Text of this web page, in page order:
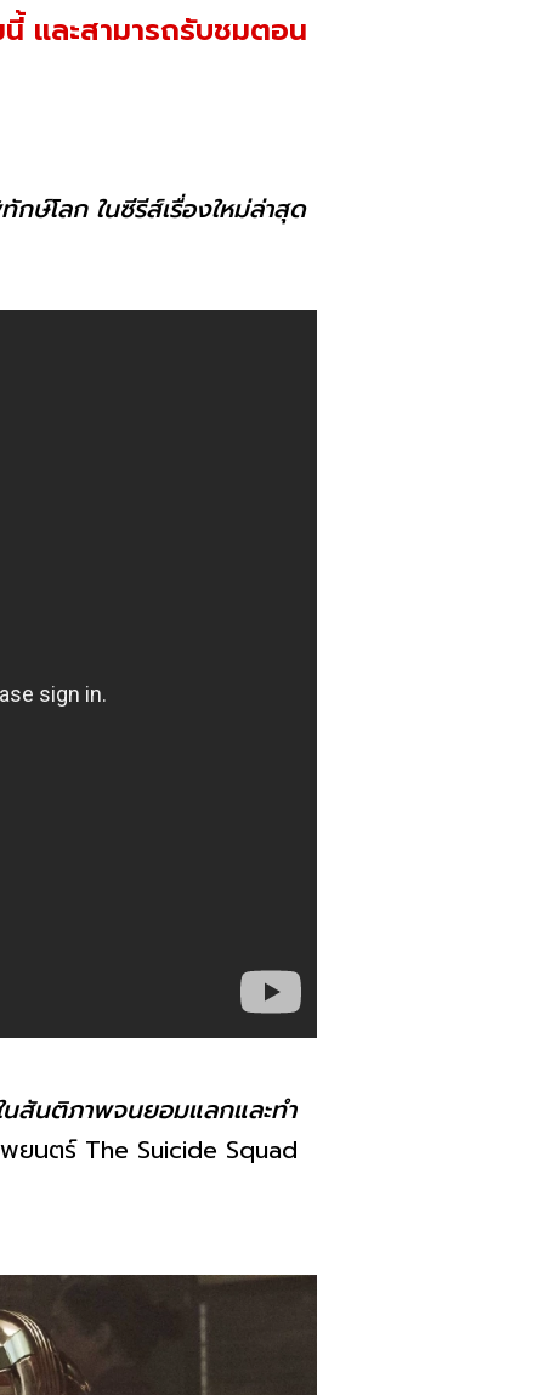
และสามารถรับชมตอน
ษ์โลก ในซีรีส์เรื่องใหม่ล่าสุด
สันติภาพจนยอมแลกและทำ
ยนตร์ The Suicide Squad